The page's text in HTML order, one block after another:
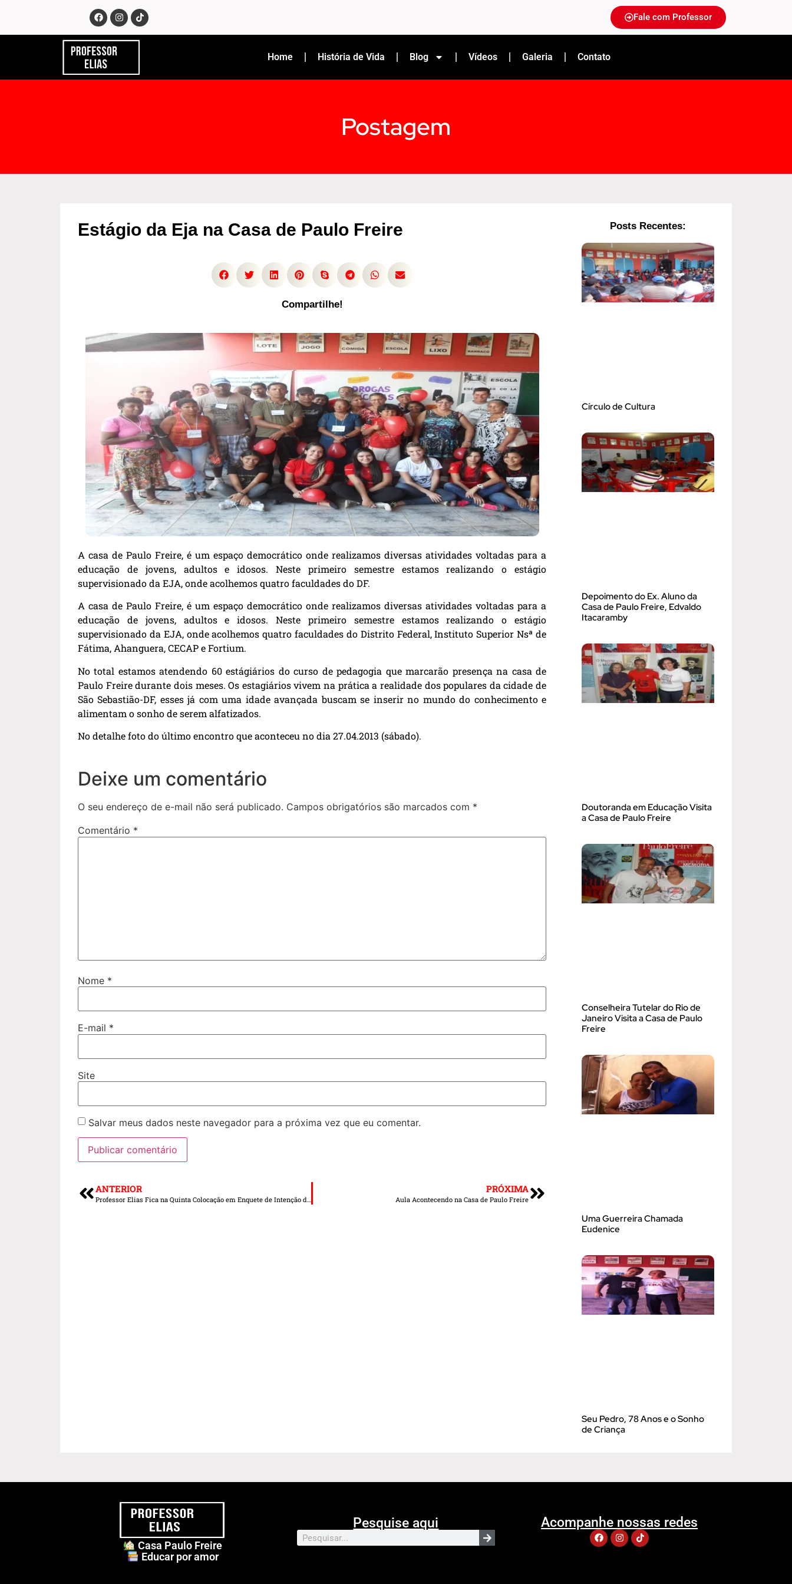
Fale com Professor
Home História de Vida Blog Vídeos Galeria Contato
Postagem
Estágio da Eja na Casa de Paulo Freire
Compartilhe!
A casa de Paulo Freire, é um espaço democrático onde realizamos diversas atividades voltadas para a
educação de jovens, adultos e idosos. Neste primeiro semestre estamos realizando o estágio
supervisionado da EJA, onde acolhemos quatro faculdades do DF.
A casa de Paulo Freire, é um espaço democrático onde realizamos diversas atividades voltadas para a
educação de jovens, adultos e idosos. Neste primeiro semestre estamos realizando o estágio
supervisionado da EJA, onde acolhemos quatro faculdades do Distrito Federal, Instituto Superior Nsª de
Fátima, Ahanguera, CECAP e Fortium.
No total estamos atendendo 60 estágiários do curso de pedagogia que marcarão presença na casa de
Paulo Freire durante dois meses. Os estagiários vivem na prática a realidade dos populares da cidade de
São Sebastião-DF, esses já com uma idade avançada buscam se inserir no mundo do conhecimento e
alimentam o sonho de serem alfatizados.
No detalhe foto do último encontro que aconteceu no dia 27.04.2013 (sábado).
Deixe um comentário
O seu endereço de e-mail não será publicado. Campos obrigatórios são marcados com *
Comentário *
Nome *
E-mail *
Site
Salvar meus dados neste navegador para a próxima vez que eu comentar.
ANTERIOR
Professor Elias Fica na Quinta Colocação em Enquete de Intenção de Votos
PRÓXIMA
Aula Acontecendo na Casa de Paulo Freire
Posts Recentes:
Círculo de Cultura
Depoimento do Ex. Aluno da
Casa de Paulo Freire, Edvaldo
Itacaramby
Doutoranda em Educação Visita
a Casa de Paulo Freire
Conselheira Tutelar do Rio de
Janeiro Visita a Casa de Paulo
Freire
Uma Guerreira Chamada
Eudenice
Seu Pedro, 78 Anos e o Sonho
de Criança
Casa Paulo Freire
Educar por amor
Pesquise aqui Acompanhe nossas redes